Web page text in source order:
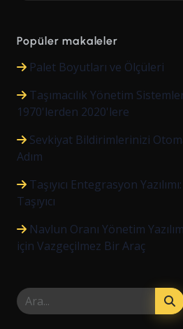
Popüler makaleler
Palet Boyutları ve Ölçüleri
Taşımacılık Yönetim
1970'lerden 2020'lere
Sevkiyat Bildirimlerinizi
Adım
Taşıyıcı Entegrasyon
Taşıyıcı
Navlun Oranı Yönetim
için Vazgeçilmez Bir Araç